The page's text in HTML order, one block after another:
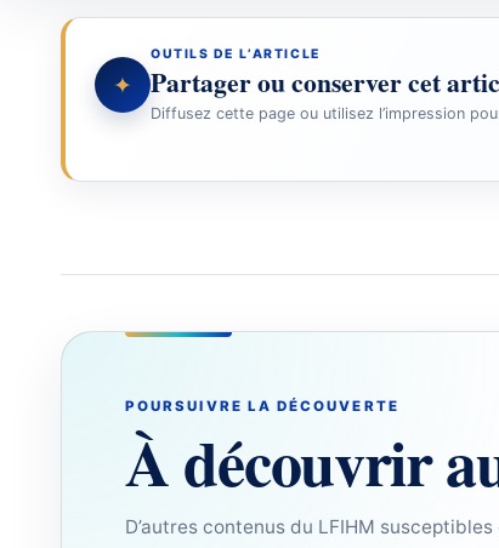
✦
OUTILS DE L’ARTICLE
Partager ou conserver cet
Diffusez cette page ou utilisez l’impression
POURSUIVRE LA DÉCOUVERTE
À découvrir
D’autres contenus du LFIHM